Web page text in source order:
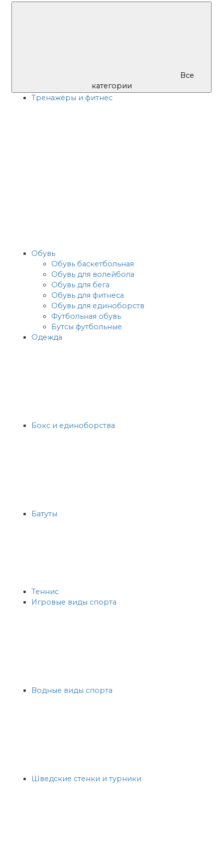
Все
категории
Тренажёры и фитнес
Обувь
Обувь баскетбольная
Обувь для волейбола
Обувь для бега
Обувь для фитнеса
Обувь для единоборств
Футбольная обувь
Бутсы футбольные
Одежда
Бокс и единоборства
Батуты
Теннис
Игровые виды спорта
Водные виды спорта
Шведские стенки и турники